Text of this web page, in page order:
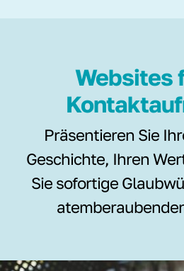
Websites
Präsentieren Sie
Geschichte, Ihren
Sie sofortige